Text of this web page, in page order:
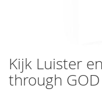
Ga
naar
het
Kijk Luister
through